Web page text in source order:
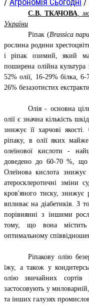
С.В. ТКАЧОВА ,
України
Ріпак (Brassica
рослина родини
і ріпак озимий, який
поширена олійна
52% олії, 16-29% білка,
26% безазотистих
Олія - основна
олії є значна кількість
знижує її харчові
ріпаку, в олії яких
олеїнової кислоти -
доведено до 60-70 %, що
Олеїнова кислота знижує
атеросклеротичні зміни
кров'яного тиску, знижує
впливає на діабетиків. З
порівнянні з іншими
тому, що вона містить
оптимальному
Ріпакову олію
їжу, а також у
олію звичайних
застосовують у
та інших галузях